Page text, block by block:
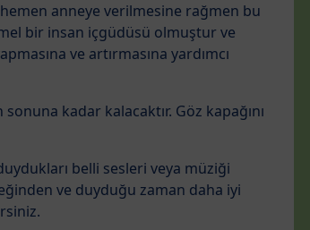
anneye verilmesine rağmen bu
bir insan içgüdüsü olmuştur ve
ve artırmasına yardımcı
kadar kalacaktır. Göz kapağını
belli sesleri veya müziği
ve duyduğu zaman daha iyi